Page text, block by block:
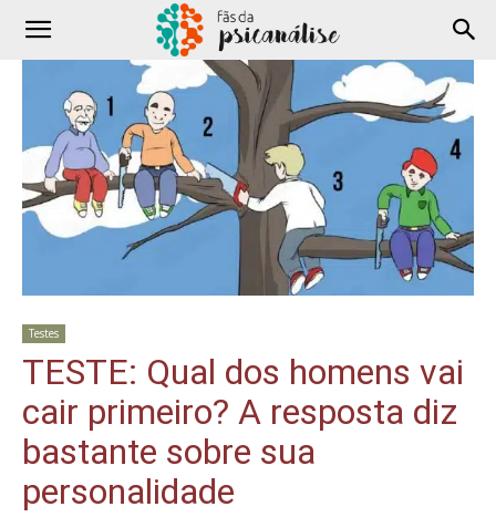
Testes
TESTE: Qual dos homens vai
cair primeiro? A resposta diz
bastante sobre sua
personalidade